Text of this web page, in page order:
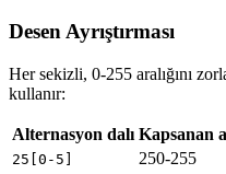
Desen Ayrıştırması
Her sekizli, 0-255 aralığını
kullanır:
Alternasyon dalı Kapsanan
25[0-5] 250-255